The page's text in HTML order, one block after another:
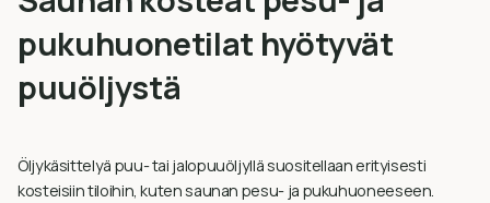
pukuhuonetilat hyötyvät
puuöljystä
Öljykäsittelyä puu- tai jalopuuöljyllä suositellaan erityisesti
kosteisiin tiloihin, kuten saunan pesu- ja pukuhuoneeseen.